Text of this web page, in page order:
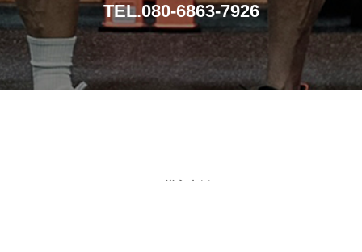
TEL.080-6863-7926